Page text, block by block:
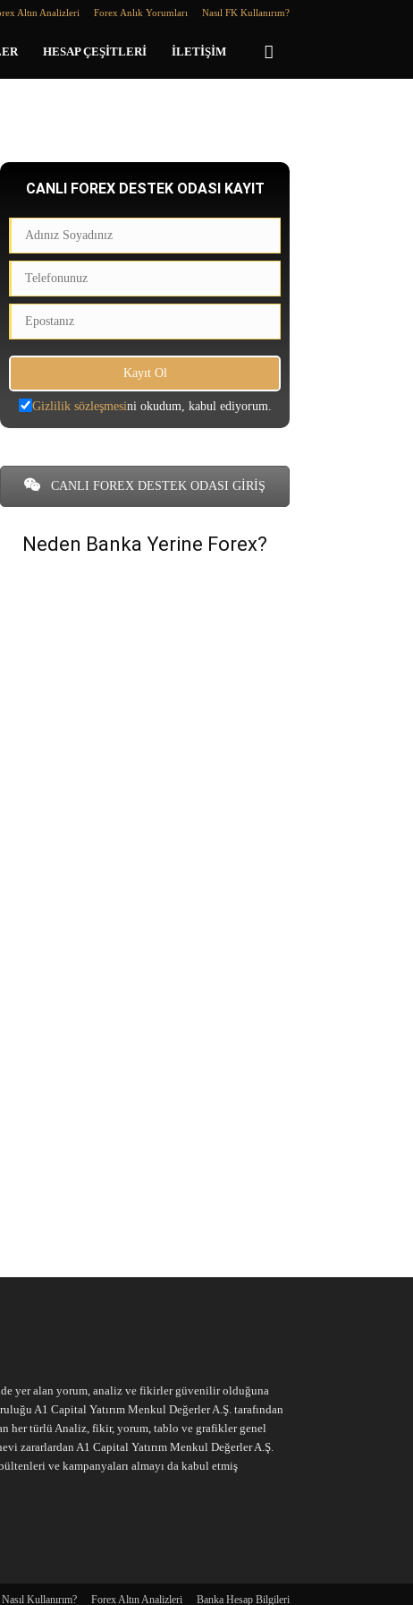
Altın Analizleri Forex Anlık Yorumları Nasıl FK Kullanırım?
HESAP ÇEŞITLERI İLETIŞIM
CANLI FOREX DESTEK ODASI KAYIT
Gizlilik sözleşmesini okudum, kabul ediyorum.
CANLI FOREX DESTEK ODASI GİRİŞ
Neden Banka Yerine Forex?
yer alan yorum, analiz ve fikirler güvenilir olduğuna
A1 Capital Yatırım Menkul Değerler A.Ş. tarafından
her türlü Analiz, fikir, yorum, tablo ve grafikler genel
zararlardan A1 Capital Yatırım Menkul Değerler A.Ş.
ve kampanyaları almayı da kabul etmiş
Nasıl Kullanırım? Forex Altın Analizleri Banka Hesap Bilgileri